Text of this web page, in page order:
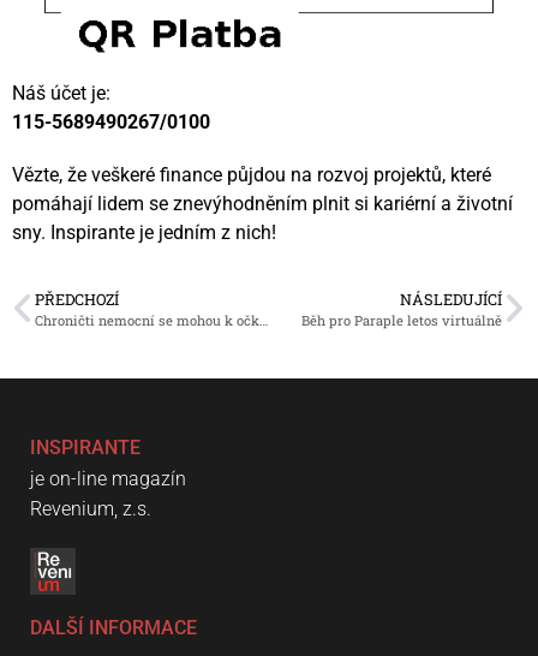
Náš účet je:
115-5689490267/0100
Vězte, že veškeré finance půjdou na rozvoj projektů, které
pomáhají lidem se znevýhodněním plnit si kariérní a životní
sny. Inspirante je jedním z nich!
PŘEDCHOZÍ
Chroničti nemocní se mohou k očkování dál registrovat
NÁSLEDUJÍCÍ
Běh pro Paraple letos virtuálně
INSPIRANTE
je on-line magazín
Revenium, z.s.
DALŠÍ INFORMACE